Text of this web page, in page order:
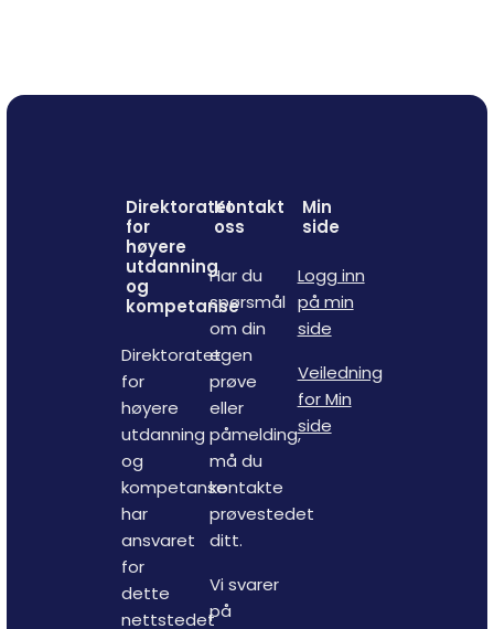
Direktoratet
for
høyere
utdanning
og
kompetanse
Direktoratet
for
høyere
utdanning
og
kompetanse
har
ansvaret
for
dette
nettstedet
Kontakt
oss
Har du
spørsmål
om din
egen
prøve
eller
påmelding,
må du
kontakte
prøvestedet
ditt.
Vi svarer
på
Min
side
Logg inn
på min
side
Veiledning
for Min
side